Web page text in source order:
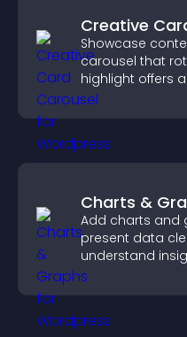
Creative
Showcase
carousel that
highlight offers
Charts &
Add charts and
present data
understand
more confident